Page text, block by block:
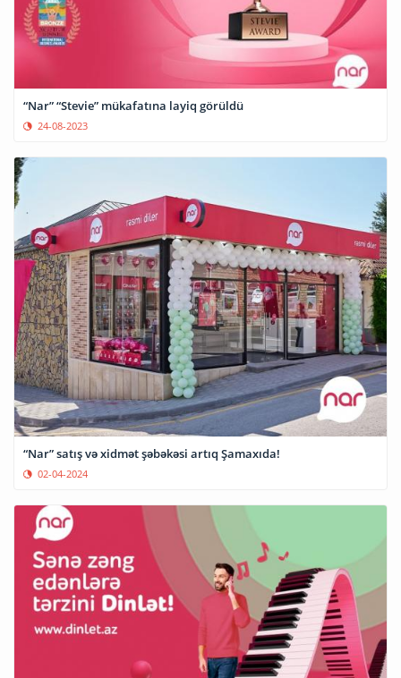
“Nar” “Stevie” mükafatına layiq görüldü
24-08-2023
“Nar” satış və xidmət şəbəkəsi artıq Şamaxıda!
02-04-2024